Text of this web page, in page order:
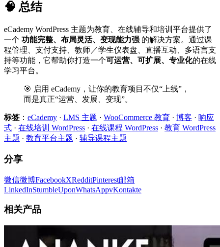
🧠 总结
eCademy WordPress 主题为教育、在线辅导和培训平台提供了
一个 功能完整、布局灵活、变现能力强 的解决方案。通过课
程管理、支付支持、教师／学生仪表盘、直播互动、多语言支
持等功能，它帮助你打造一个可运营、可扩展、专业化的在线
学习平台。
🎯 启用 eCademy，让你的教育项目不仅“上线”，
而是真正“运营、发展、变现”。
标签 ： eCademy · LMS 主题 · WooCommerce 教育 · 博客 · 响应
式 · 在线培训 WordPress · 在线课程 WordPress · 教育 WordPress
主题 · 教育平台主题 · 辅导课程主题
分享
微信微博FacebookXRedditPinterest邮箱
LinkedInStumbleUponWhatsAppvKontakte
相关产品